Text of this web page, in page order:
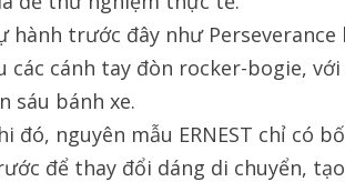
hành trước đây như
các cánh tay đòn rocker-bogie,
sáu bánh xe.
đó, nguyên mẫu ERNEST chỉ có
để thay đổi dáng di chuyển,